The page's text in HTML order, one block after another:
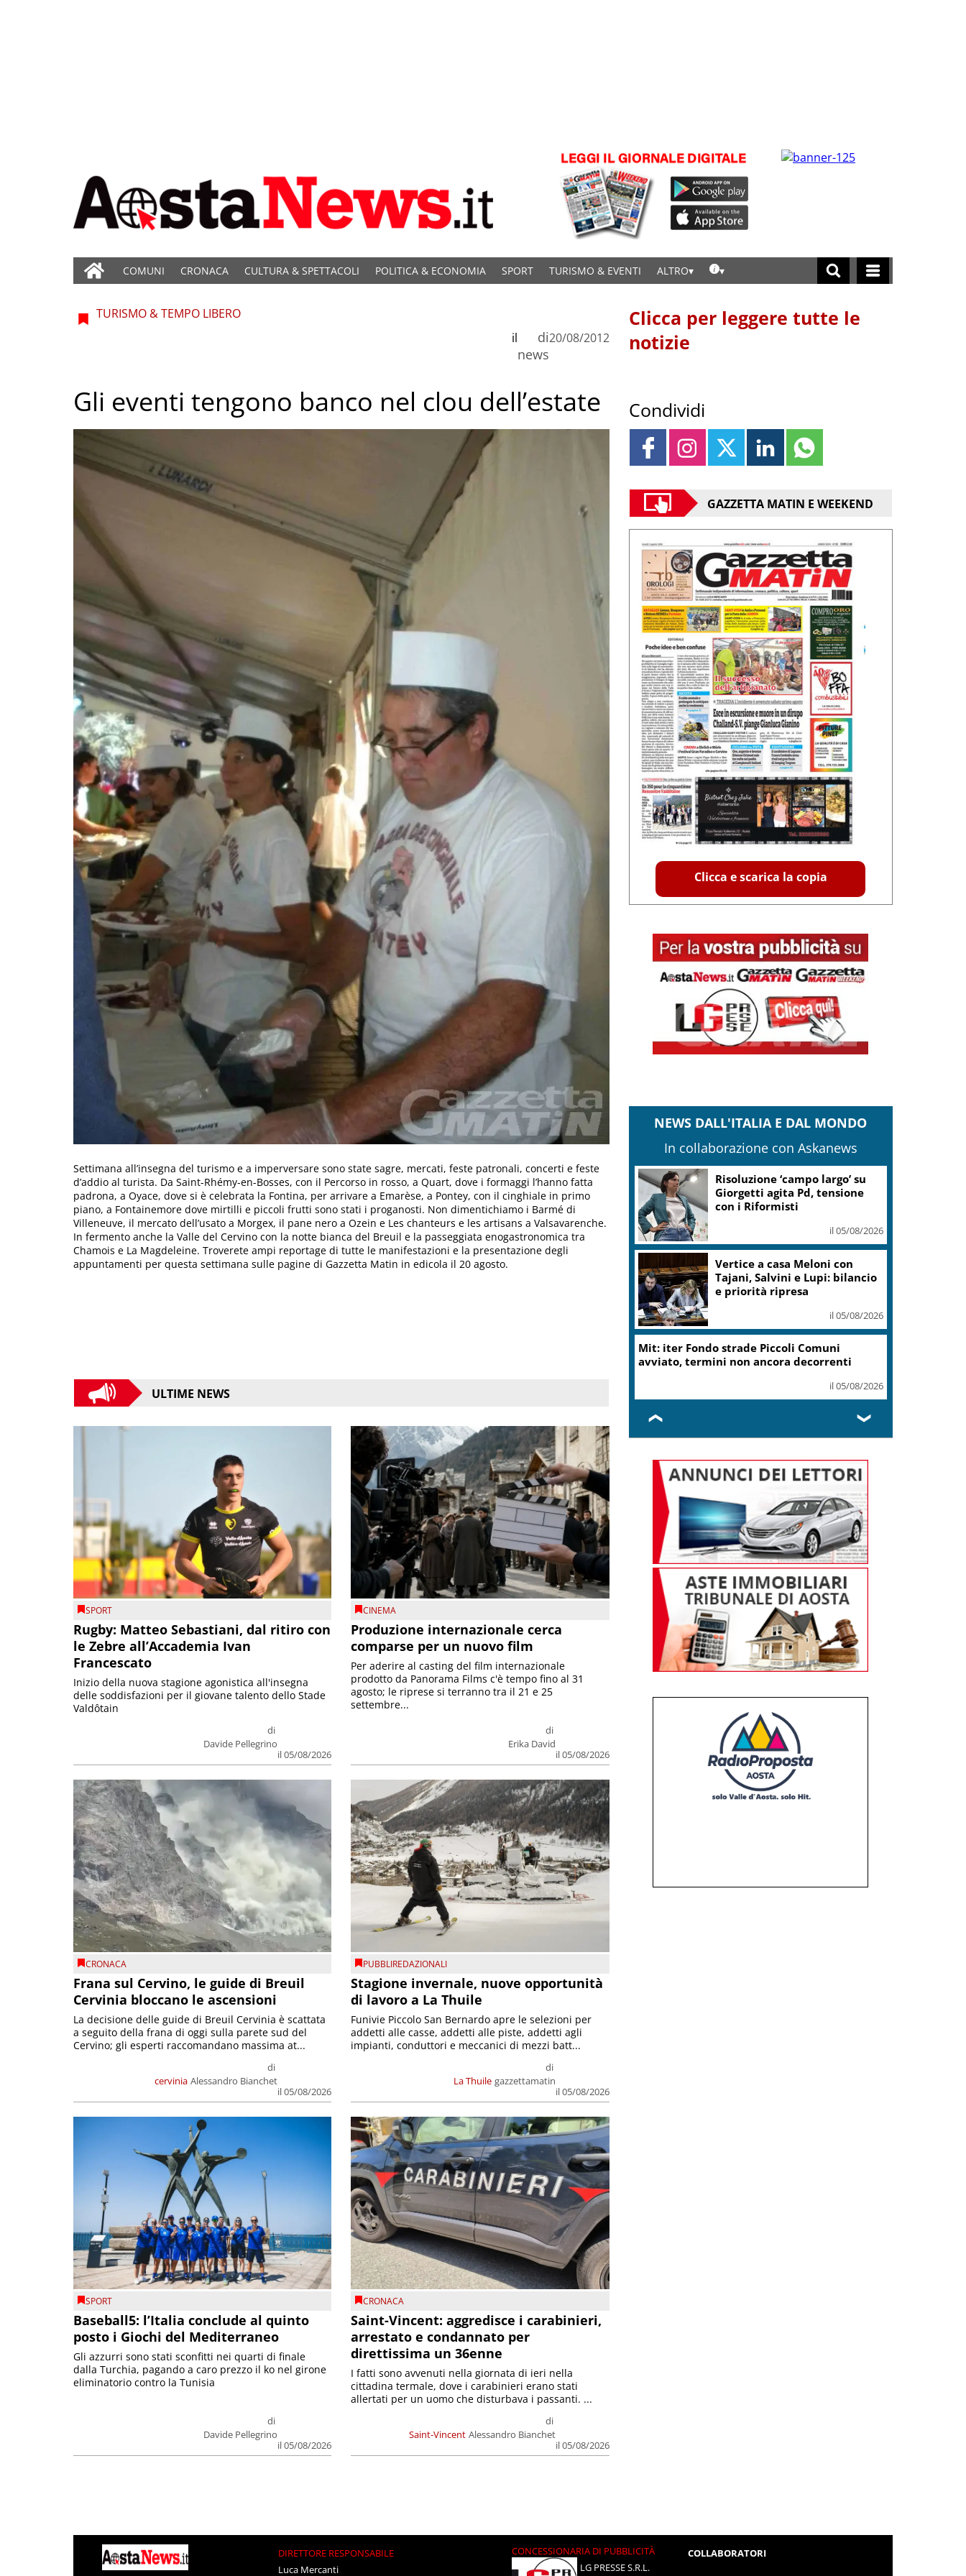
COMUNI CRONACA CULTURA & SPETTACOLI POLITICA & ECONOMIA SPORT TURISMO & EVENTI ALTRO
TURISMO & TEMPO LIBERO
di
news
il 20/08/2012
Gli eventi tengono banco nel clou dell’estate
Settimana all’insegna del turismo e a imperversare sono state sagre, mercati, feste patronali, concerti e feste
d’addio al turista. Da Saint-Rhémy-en-Bosses, con il Percorso in rosso, a Quart, dove i formaggi l’hanno fatta
padrona, a Oyace, dove si è celebrata la Fontina, per arrivare a Emarèse, a Pontey, con il cinghiale in primo
piano, a Fontainemore dove mirtilli e piccoli frutti sono stati i proganosti. Non dimentichiamo i Barmé di
Villeneuve, il mercato dell’usato a Morgex, il pane nero a Ozein e Les chanteurs e les artisans a Valsavarenche.
In fermento anche la Valle del Cervino con la notte bianca del Breuil e la passeggiata enogastronomica tra
Chamois e La Magdeleine. Troverete ampi reportage di tutte le manifestazioni e la presentazione degli
appuntamenti per questa settimana sulle pagine di Gazzetta Matin in edicola il 20 agosto.
ULTIME NEWS
SPORT
Rugby: Matteo Sebastiani, dal ritiro con
le Zebre all’Accademia Ivan
Francescato
di
Davide Pellegrino
il 05/08/2026
Inizio della nuova stagione agonistica all'insegna
delle soddisfazioni per il giovane talento dello Stade
Valdôtain
CINEMA
Produzione internazionale cerca
comparse per un nuovo film
di
Erika David
il 05/08/2026
Per aderire al casting del film internazionale
prodotto da Panorama Films c'è tempo fino al 31
agosto; le riprese si terranno tra il 21 e 25
settembre...
CRONACA
Frana sul Cervino, le guide di Breuil
Cervinia bloccano le ascensioni
cervinia
di
Alessandro Bianchet
il 05/08/2026
La decisione delle guide di Breuil Cervinia è scattata
a seguito della frana di oggi sulla parete sud del
Cervino; gli esperti raccomandano massima at...
PUBBLIREDAZIONALI
Stagione invernale, nuove opportunità
di lavoro a La Thuile
La Thuile
di
gazzettamatin
il 05/08/2026
Funivie Piccolo San Bernardo apre le selezioni per
addetti alle casse, addetti alle piste, addetti agli
impianti, conduttori e meccanici di mezzi batt...
SPORT
Baseball5: l’Italia conclude al quinto
posto i Giochi del Mediterraneo
di
Davide Pellegrino
il 05/08/2026
Gli azzurri sono stati sconfitti nei quarti di finale
dalla Turchia, pagando a caro prezzo il ko nel girone
eliminatorio contro la Tunisia
CRONACA
Saint-Vincent: aggredisce i carabinieri,
arrestato e condannato per
direttissima un 36enne
Saint-Vincent
di
Alessandro Bianchet
il 05/08/2026
I fatti sono avvenuti nella giornata di ieri nella
cittadina termale, dove i carabinieri erano stati
allertati per un uomo che disturbava i passanti. ...
Clicca per leggere tutte le
notizie
Condividi
GAZZETTA MATIN E WEEKEND
Clicca e scarica la copia
NEWS DALL'ITALIA E DAL MONDO
In collaborazione con Askanews
Banco Bpm, Castagna: Agricole
Italia? Valuteremo, ritengo
fusione molto solida
il 05/08/2026
Conti pubblici, Governo
incassa sì su clausola Ue. Lega
ottiene modifica a risoluzione
il 05/08/2026
Delmastro, Camera dice no a
uso chat con Caroccia: in aula
il 05/08/2026
DIRETTORE RESPONSABILE
Luca Mercanti
CONCESSIONARIA DI PUBBLICITÀ
LG PRESSE S.R.L.
COLLABORATORI